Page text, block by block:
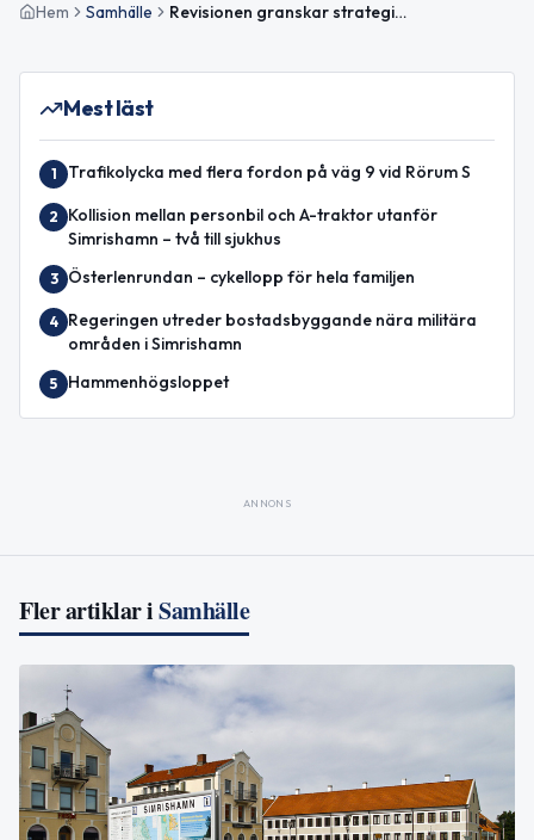
Hem Samhälle Revisionen granskar strategiska utskottet i Simrishamn
Mest läst
1 Trafikolycka med flera fordon på väg 9 vid Rörum S
2
Kollision mellan personbil och A-traktor utanför
Simrishamn – två till sjukhus
3 Österlenrundan – cykellopp för hela familjen
4
Regeringen utreder bostadsbyggande nära militära
områden i Simrishamn
5 Hammenhögsloppet
ANNONS
Fler artiklar iSamhälle